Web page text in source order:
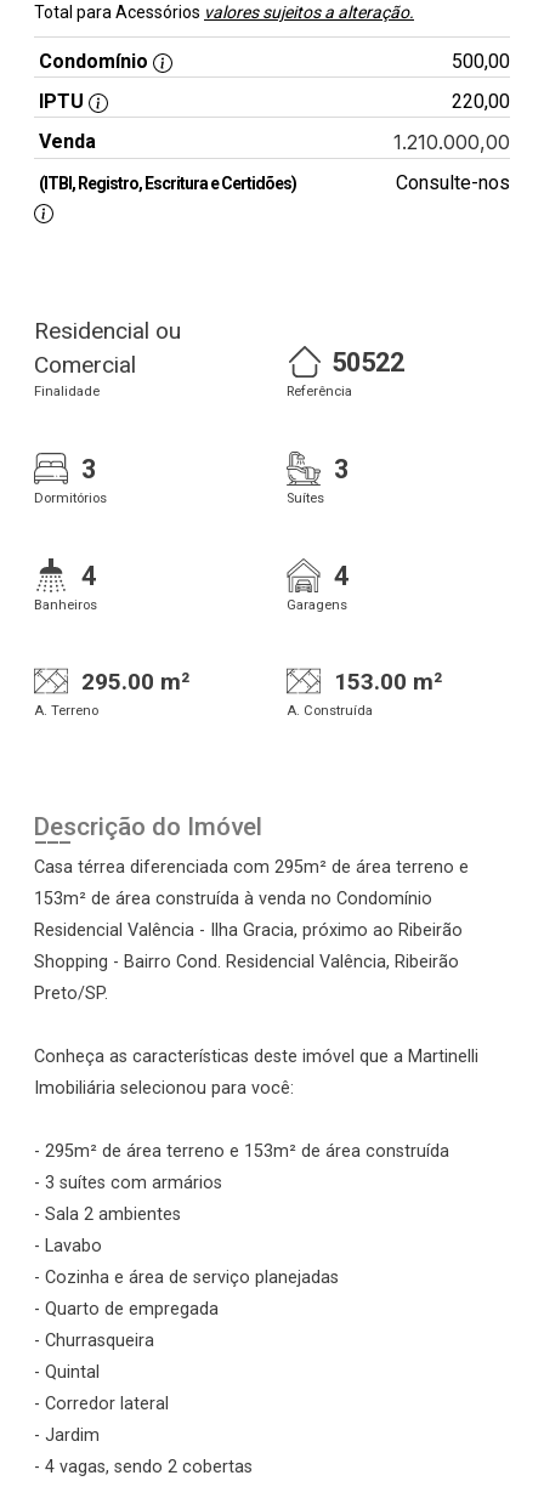
Total para Acessórios valores sujeitos a alteração.
Condomínio
500,00
IPTU
220,00
Venda
1.210.000,00
(ITBI, Registro, Escritura e Certidões) Consulte-nos
Residencial ou
Comercial
Finalidade
50522
Referência
3
Dormitórios
3
Suítes
4
Banheiros
4
Garagens
295.00 m²
A. Terreno
153.00 m²
A. Construída
Descrição do Imóvel
Casa térrea diferenciada com 295m² de área terreno e
153m² de área construída à venda no Condomínio
Residencial Valência - Ilha Gracia, próximo ao Ribeirão
Shopping - Bairro Cond. Residencial Valência, Ribeirão
Preto/SP.
Conheça as características deste imóvel que a Martinelli
Imobiliária selecionou para você:
- 295m² de área terreno e 153m² de área construída
- 3 suítes com armários
- Sala 2 ambientes
- Lavabo
- Cozinha e área de serviço planejadas
- Quarto de empregada
- Churrasqueira
- Quintal
- Corredor lateral
- Jardim
- 4 vagas, sendo 2 cobertas